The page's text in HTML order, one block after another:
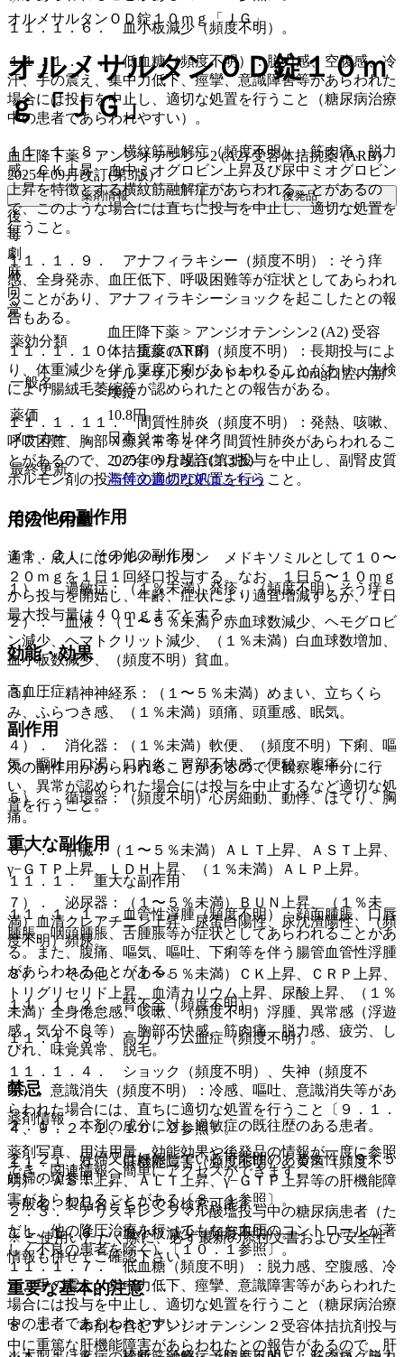
１１．１．６． 血小板減少（頻度不明）。
１１．１．７． 低血糖（頻度不明）：脱力感、空腹感、冷
汗、手の震え、集中力低下、痙攣、意識障害等があらわれた
場合には投与を中止し、適切な処置を行うこと（糖尿病治療
中の患者であらわれやすい）。
１１．１．８． 横紋筋融解症（頻度不明）：筋肉痛、脱力
感、ＣＫ上昇、血中ミオグロビン上昇及び尿中ミオグロビン
上昇を特徴とする横紋筋融解症があらわれることがあるの
で、このような場合には直ちに投与を中止し、適切な処置を
行うこと。
１１．１．９． アナフィラキシー（頻度不明）：そう痒
感、全身発赤、血圧低下、呼吸困難等が症状としてあらわれ
ることがあり、アナフィラキシーショックを起こしたとの報
告もある。
１１．１．１０． 重度の下痢（頻度不明）：長期投与によ
り、体重減少を伴う重度下痢があらわれることがあり、生検
により腸絨毛萎縮等が認められたとの報告がある。
１１．１．１１． 間質性肺炎（頻度不明）：発熱、咳嗽、
呼吸困難、胸部Ｘ線異常等を伴う間質性肺炎があらわれるこ
とがあるので、このような場合には投与を中止し、副腎皮質
ホルモン剤の投与等の適切な処置を行うこと。
その他の副作用
１１．２． その他の副作用
１）． 過敏症：（１％未満）発疹、（頻度不明）そう痒。
２）． 血液：（１〜５％未満）赤血球数減少、ヘモグロビ
ン減少、ヘマトクリット減少、（１％未満）白血球数増加、
血小板数減少、（頻度不明）貧血。
３）． 精神神経系：（１〜５％未満）めまい、立ちくら
み、ふらつき感、（１％未満）頭痛、頭重感、眠気。
４）． 消化器：（１％未満）軟便、（頻度不明）下痢、嘔
気・嘔吐、口渇、口内炎、胃部不快感、便秘、腹痛。
５）． 循環器：（頻度不明）心房細動、動悸、ほてり、胸
痛。
６）． 肝臓：（１〜５％未満）ＡＬＴ上昇、ＡＳＴ上昇、
γ−ＧＴＰ上昇、ＬＤＨ上昇、（１％未満）ＡＬＰ上昇。
７）． 泌尿器：（１〜５％未満）ＢＵＮ上昇、（１％未
満）血清クレアチニン上昇、尿蛋白陽性、尿沈渣陽性、（頻
度不明）頻尿。
８）． その他：（１〜５％未満）ＣＫ上昇、ＣＲＰ上昇、
トリグリセリド上昇、血清カリウム上昇、尿酸上昇、（１％
未満）全身倦怠感、咳嗽、（頻度不明）浮腫、異常感（浮遊
感、気分不良等）、胸部不快感、筋肉痛、脱力感、疲労、し
びれ、味覚異常、脱毛。
禁忌
２．１． 本剤の成分に対し過敏症の既往歴のある患者。
２．２． 妊婦又は妊娠している可能性のある女性〔９．５
妊婦の項参照〕。
２．３． アリスキレンフマル酸塩投与中の糖尿病患者（た
だし、他の降圧治療を行ってもなお血圧のコントロールが著
しく不良の患者を除く）〔１０．１参照〕。
重要な基本的注意
８．１． 本剤を含むアンジオテンシン２受容体拮抗剤投与
中に重篤な肝機能障害があらわれたとの報告があるので、肝
オルメサルタンＯＤ錠１０ｍｇ「ＪＧ」
オルメサルタンＯＤ錠１０ｍ
ｇ「ＪＧ」
血圧降下薬 > アンジオテンシン2 (A2) 受容体拮抗薬 (ARB)
2025年09月改訂(第3版)
薬剤情報 後発品
後
毒
劇
麻
向
覚
薬効分類
血圧降下薬 > アンジオテンシン2 (A2) 受容
体拮抗薬 (ARB)
一般名
オルメサルタンメドキソミル10mg口腔内崩
壊錠
薬価
10.8円
メーカー
日本ジェネリック
最終更新
2025年09月改訂(第3版)
添付文書のPDFはこちら
用法・用量
通常、成人にはオルメサルタン メドキソミルとして１０〜
２０ｍｇを１日１回経口投与する。なお、１日５〜１０ｍｇ
から投与を開始し、年齢、症状により適宜増減するが、１日
最大投与量は４０ｍｇまでとする。
効能・効果
高血圧症。
副作用
次の副作用があらわれることがあるので、観察を十分に行
い、異常が認められた場合には投与を中止するなど適切な処
置を行うこと。
重大な副作用
１１．１． 重大な副作用
１１．１．１． 血管性浮腫（頻度不明）：顔面腫脹、口唇
腫脹、咽頭腫脹、舌腫脹等が症状としてあらわれることがあ
る。また、腹痛、嘔気、嘔吐、下痢等を伴う腸管血管性浮腫
があらわれることがある。
１１．１．２． 腎不全（頻度不明）。
１１．１．３． 高カリウム血症（頻度不明）。
１１．１．４． ショック（頻度不明）、失神（頻度不
明）、意識消失（頻度不明）：冷感、嘔吐、意識消失等があ
らわれた場合には、直ちに適切な処置を行うこと〔９．１．
４、９．２．２、１０．２参照〕。
１１．１．５． 肝機能障害（頻度不明）、黄疸（頻度不
明）：ＡＳＴ上昇、ＡＬＴ上昇、γ−ＧＴＰ上昇等の肝機能障
害があらわれることがある〔８．１参照〕。
１１．１．６． 血小板減少（頻度不明）。
１１．１．７． 低血糖（頻度不明）：脱力感、空腹感、冷
汗、手の震え、集中力低下、痙攣、意識障害等があらわれた
場合には投与を中止し、適切な処置を行うこと（糖尿病治療
中の患者であらわれやすい）。
薬剤情報
薬剤写真、用法用量、効能効果や後発品の情報が一度に参照
でき、関連情報へ簡単にアクセスができます。
一般名、製品名どちらでも検索可能！
※ ご使用いただく際に、必ず最新の添付文書および安全性
情報も併せてご確認下さい。